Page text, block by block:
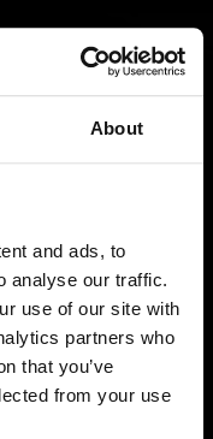
About
and ads, to
analyse our traffic.
use of our site with
partners who
that you’ve
from your use
НАШУ